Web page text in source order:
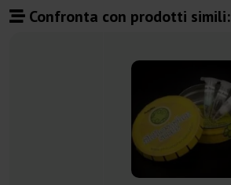
Confronta con prodotti simili: